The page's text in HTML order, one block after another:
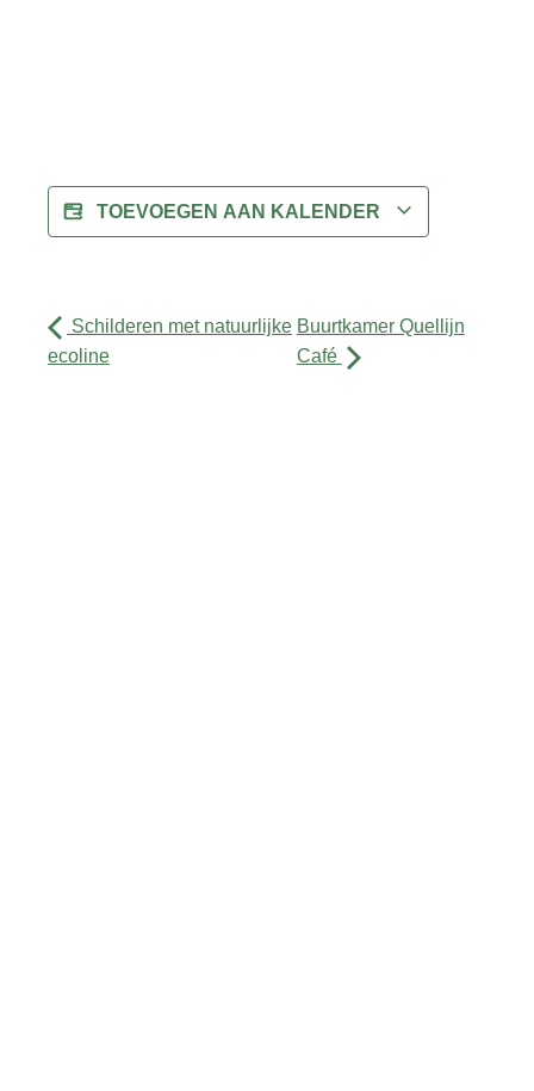
TOEVOEGEN AAN KALENDER
Schilderen met natuurlijke
ecoline
Buurtkamer Quellijn
Café